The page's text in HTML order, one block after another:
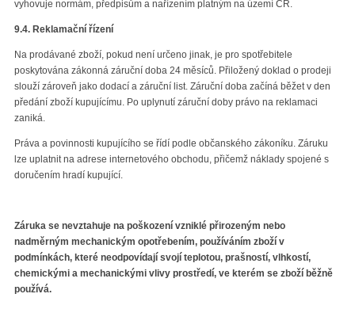
vyhovuje normám, předpisům a nařízením platným na území ČR.
9.4. Reklamační řízení
Na prodávané zboží, pokud není určeno jinak, je pro spotřebitele
poskytována zákonná záruční doba 24 měsíců. Přiložený doklad o prodeji
slouží zároveň jako dodací a záruční list. Záruční doba začíná běžet v den
předání zboží kupujícímu. Po uplynutí záruční doby právo na reklamaci
zaniká.
Práva a povinnosti kupujícího se řídí podle občanského zákoníku. Záruku
lze uplatnit na adrese internetového obchodu, přičemž náklady spojené s
doručením hradí kupující.
Záruka se nevztahuje na poškození vzniklé přirozeným nebo
nadměrným mechanickým opotřebením, používáním zboží v
podmínkách, které neodpovídají svojí teplotou, prašností, vlhkostí,
chemickými a mechanickými vlivy prostředí, ve kterém se zboží běžně
používá.